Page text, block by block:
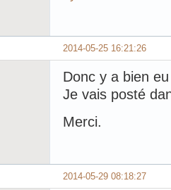
2014-05-25 16:21:26
Donc y a bien
Je vais posté
Merci.
2014-05-29 08:18:27